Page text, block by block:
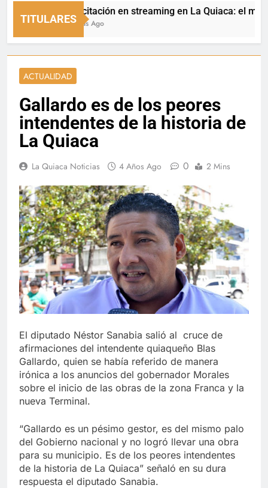
TITULARES
Capacitación en streaming en La Quiaca: el
18 Horas Ago
ACTUALIDAD
Gallardo es de los peores
intendentes de la historia de
La Quiaca
La Quiaca Noticias 4 Años Ago 0 2 Mins
El diputado Néstor Sanabia salió al cruce de
afirmaciones del intendente quiaqueño Blas
Gallardo, quien se había referido de manera
irónica a los anuncios del gobernador Morales
sobre el inicio de las obras de la zona Franca y la
nueva Terminal.
“Gallardo es un pésimo gestor, es del mismo palo
del Gobierno nacional y no logró llevar una obra
para su municipio. Es de los peores intendentes
de la historia de La Quiaca” señaló en su dura
respuesta el diputado Sanabia.